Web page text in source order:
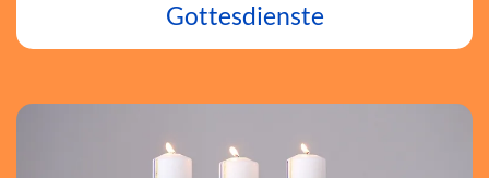
Gottesdienste